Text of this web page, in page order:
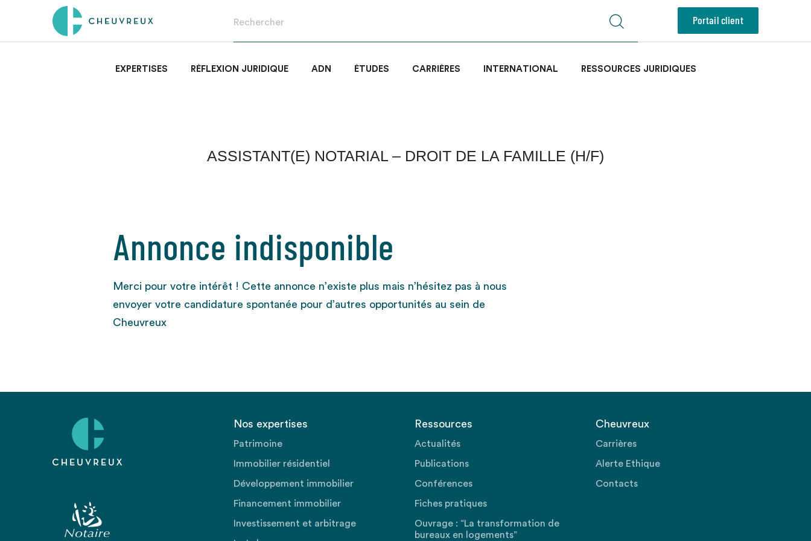
Portail client
EXPERTISES RÉFLEXION JURIDIQUE ADN ÉTUDES CARRIÈRES INTERNATIONAL RESSOURCES JURIDIQUES
ASSISTANT(E) NOTARIAL – DROIT DE LA FAMILLE (H/F)
Annonce indisponible
Merci pour votre intérêt ! Cette annonce n’existe plus mais n’hésitez pas à nous
envoyer votre candidature spontanée pour d’autres opportunités au sein de
Cheuvreux
Nos expertises
Patrimoine
Immobilier résidentiel
Développement immobilier
Financement immobilier
Investissement et arbitrage
Ressources
Actualités
Publications
Conférences
Fiches pratiques
Ouvrage : “La transformation de
bureaux en logements”
Cheuvreux
Carrières
Alerte Ethique
Contacts